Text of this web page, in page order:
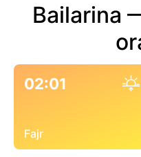
Bailarina
02:01
Fajr